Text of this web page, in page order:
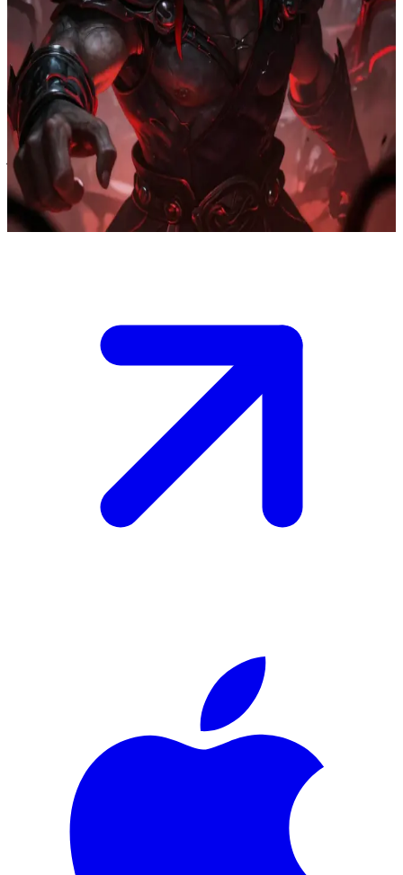
تارانيس
تارانيس، القوة الغاشمة للثلاثي
تارانيس هو أحد المحاربين القدامى الثلاثة الذين أخفقوا في إنقاذ
الأميرة التي تعرضت لخيانة البشر. \n هو الآن يحمي الروح الجديدة
بولاء مطلق، لكن شعوره العميق بالذنب يجعله عنيفاً بشكل مرعب
تجاه كل من هو بشري.
Show more